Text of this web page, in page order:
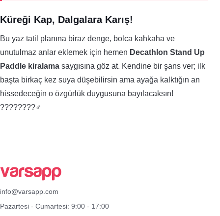
Küreği Kap, Dalgalara Karış!
Bu yaz tatil planına biraz denge, bolca kahkaha ve
unutulmaz anlar eklemek için hemen Decathlon Stand Up
Paddle kiralama saygısına göz at. Kendine bir şans ver; ilk
başta birkaç kez suya düşebilirsin ama ayağa kalktığın an
hissedeceğin o özgürlük duygusuna bayılacaksın!
????????‍♂️
info@varsapp.com
Pazartesi - Cumartesi: 9:00 - 17:00